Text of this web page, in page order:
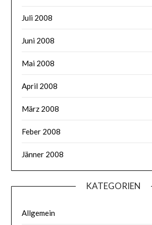
Juli 2008
Juni 2008
Mai 2008
April 2008
März 2008
Feber 2008
Jänner 2008
KATEGORIEN
Allgemein